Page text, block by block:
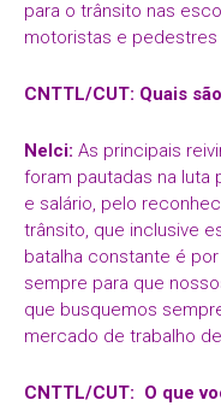
para o trânsito nas
motoristas e pedestres
CNTTL/CUT: Quais
Nelci: As principais
foram pautadas na
e salário, pelo
trânsito, que inclusive
batalha constante é
sempre para que
que busquemos
mercado de trabalho
CNTTL/CUT: O que